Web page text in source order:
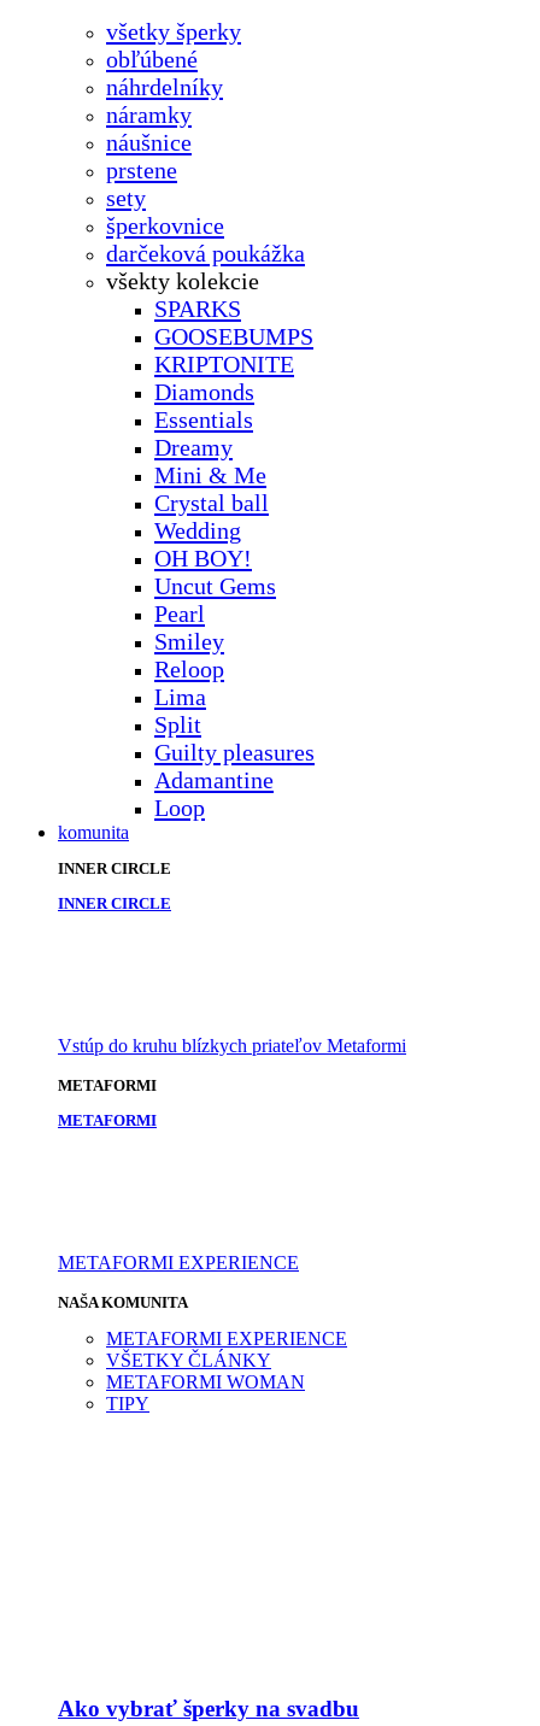
všetky šperky
obľúbené
náhrdelníky
náramky
náušnice
prstene
sety
šperkovnice
darčeková poukážka
všekty kolekcie
SPARKS
GOOSEBUMPS
KRIPTONITE
Diamonds
Essentials
Dreamy
Mini & Me
Crystal ball
Wedding
OH BOY!
Uncut Gems
Pearl
Smiley
Reloop
Lima
Split
Guilty pleasures
Adamantine
Loop
komunita
INNER CIRCLE
INNER CIRCLE
Vstúp do kruhu blízkych priateľov Metaformi
METAFORMI
METAFORMI
METAFORMI EXPERIENCE
NAŠA KOMUNITA
METAFORMI EXPERIENCE
VŠETKY ČLÁNKY
METAFORMI WOMAN
TIPY
Ako vybrať šperky na svadbu